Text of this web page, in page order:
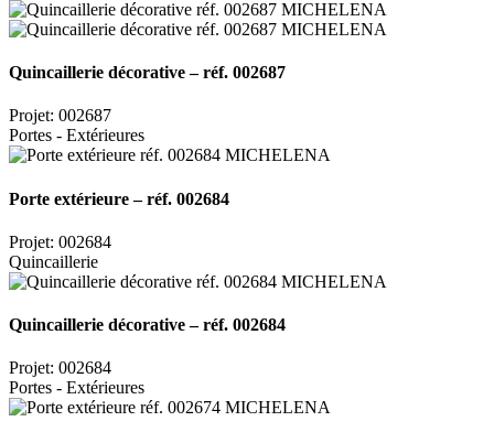
Quincaillerie décorative – réf. 002687
Projet: 002687
Portes - Extérieures
Porte extérieure – réf. 002684
Projet: 002684
Quincaillerie
Quincaillerie décorative – réf. 002684
Projet: 002684
Portes - Extérieures